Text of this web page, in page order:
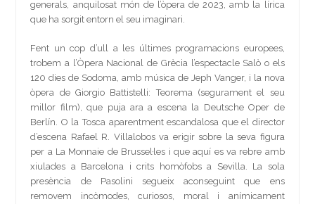
generals, anquilosat món de l’òpera de 2023, amb la lírica
que ha sorgit entorn el seu imaginari.
Fent un cop d’ull a les últimes programacions europees,
trobem a l’Òpera Nacional de Grècia l’espectacle Salò o els
120 dies de Sodoma, amb música de Jeph Vanger, i la nova
òpera de Giorgio Battistelli: Teorema (segurament el seu
millor film), que puja ara a escena la Deutsche Oper de
Berlín. O la Tosca aparentment escandalosa que el director
d’escena Rafael R. Villalobos va erigir sobre la seva figura
per a La Monnaie de Brussel·les i que aquí es va rebre amb
xiulades a Barcelona i crits homòfobs a Sevilla. La sola
presència de Pasolini segueix aconseguint que ens
removem incòmodes, curiosos, moral i anímicament